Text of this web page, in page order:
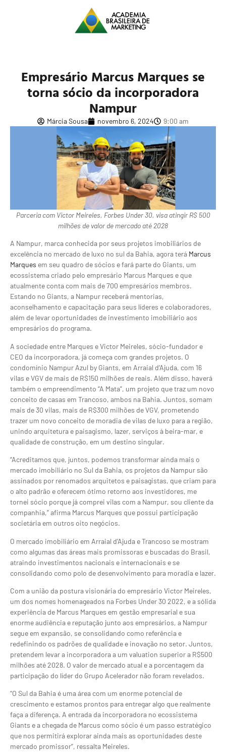
Empresário Marcus Marques se
torna sócio da incorporadora
Nampur
Márcia Sousa novembro 6, 2024 9:00 am
Parceria com Victor Meireles, Forbes Under 30, visa atingir R$ 500
milhões de valor de mercado até 2028
A Nampur, marca conhecida por seus projetos imobiliários de
excelência no mercado de luxo no sul da Bahia, agora terá Marcus
Marques em seu quadro de sócios e fará parte do Giants, um
ecossistema criado pelo empresário Marcus Marques e que
atualmente conta com mais de 700 empresários membros.
Estando no Giants, a Nampur receberá mentorias,
aconselhamento e capacitação para seus líderes e colaboradores,
além de levar oportunidades de investimento imobiliário aos
empresários do programa.
A sociedade entre Marques e Victor Meireles, sócio-fundador e
CEO da incorporadora, já começa com grandes projetos. O
condomínio Nampur Azul by Giants, em Arraial d’Ajuda, com 16
vilas e VGV de mais de R$150 milhões de reais. Além disso, haverá
também o empreendimento “A Mata”, um projeto que traz um novo
conceito de casas em Trancoso, ambos na Bahia. Juntos, somam
mais de 30 vilas, mais de R$300 milhões de VGV, prometendo
trazer um novo conceito de moradia de vilas de luxo para a região,
unindo arquitetura e paisagismo, lazer, serviços à beira-mar, e
qualidade de construção, em um destino singular.
“Acreditamos que, juntos, podemos transformar ainda mais o
mercado imobiliário no Sul da Bahia, os projetos da Nampur são
assinados por renomados arquitetos e paisagistas, que criam para
o alto padrão e oferecem ótimo retorno aos investidores, me
tornei sócio porque já comprei vilas com a Nampur, sou cliente da
companhia,” afirma Marcus Marques que possui participação
societária em outros oito negócios.
O mercado imobiliário em Arraial d’Ajuda e Trancoso se mostram
como algumas das áreas mais promissoras e buscadas do Brasil,
atraindo investimentos nacionais e internacionais e se
consolidando como polo de desenvolvimento para moradia e lazer.
Com a união da postura visionária do empresário Victor Meireles,
um dos nomes homenageados na Forbes Under 30 2022, e a sólida
experiência de Marcus Marques em gestão empresarial e sua
enorme audiência e reputação junto aos empresários, a Nampur
segue em expansão, se consolidando como referência e
redefinindo os padrões de qualidade e inovação no setor. Juntos,
pretendem levar a incorporadora a um valuation superior a R$500
milhões até 2028. O valor de mercado atual e a porcentagem da
participação do líder do Grupo Acelerador não foram revelados.
“O Sul da Bahia é uma área com um enorme potencial de
crescimento e estamos prontos para entregar algo que realmente
faça a diferença. A entrada da incorporadora no ecossistema
Giants e a chegada de Marcus como sócio é um passo estratégico
que nos permitirá explorar ainda mais as oportunidades deste
mercado promissor”, ressalta Meireles.